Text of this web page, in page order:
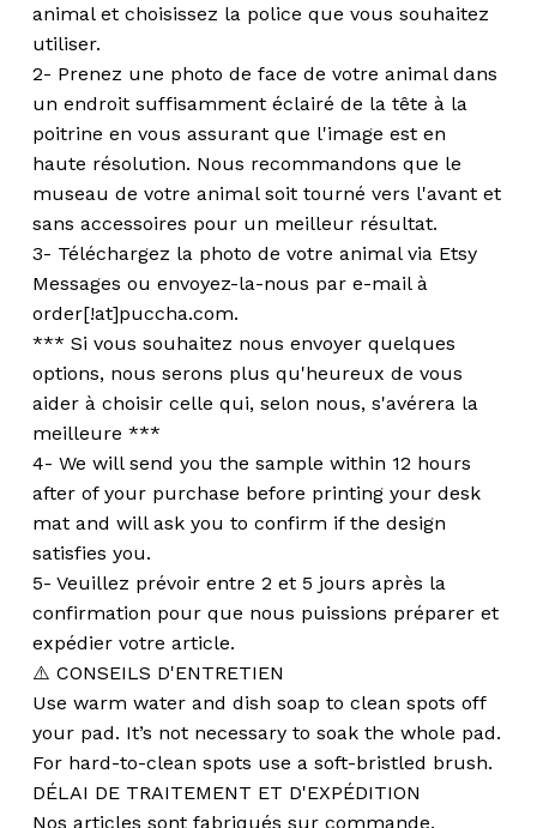
animal et choisissez la police que vous souhaitez
utiliser.
2- Prenez une photo de face de votre animal dans
un endroit suffisamment éclairé de la tête à la
poitrine en vous assurant que l'image est en
haute résolution. Nous recommandons que le
museau de votre animal soit tourné vers l'avant et
sans accessoires pour un meilleur résultat.
3- Téléchargez la photo de votre animal via Etsy
Messages ou envoyez-la-nous par e-mail à
order[!at]puccha.com.
*** Si vous souhaitez nous envoyer quelques
options, nous serons plus qu'heureux de vous
aider à choisir celle qui, selon nous, s'avérera la
meilleure ***
4- We will send you the sample within 12 hours
after of your purchase before printing your desk
mat and will ask you to confirm if the design
satisfies you.
5- Veuillez prévoir entre 2 et 5 jours après la
confirmation pour que nous puissions préparer et
expédier votre article.
⚠️ CONSEILS D'ENTRETIEN
Use warm water and dish soap to clean spots off
your pad. It’s not necessary to soak the whole pad.
For hard-to-clean spots use a soft-bristled brush.
DÉLAI DE TRAITEMENT ET D'EXPÉDITION
Nos articles sont fabriqués sur commande.